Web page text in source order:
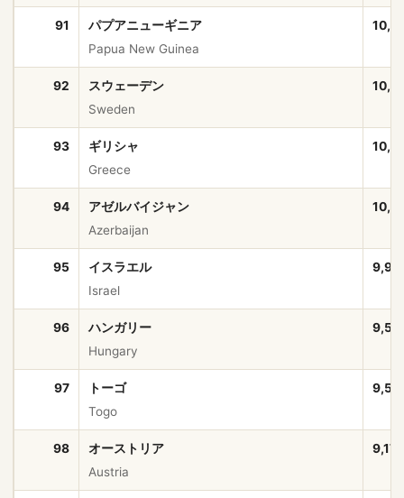
91
パプアニューギニア
Papua New Guinea
92
スウェーデン
Sweden
93
ギリシャ
Greece
94
アゼルバイジャン
Azerbaijan
95
イスラエル
Israel
96
ハンガリー
Hungary
97
トーゴ
Togo
98
オーストリア
Austria